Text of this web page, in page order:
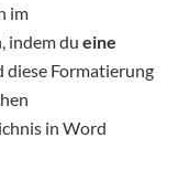
im
indem du eine
diese Formatierung
in Word